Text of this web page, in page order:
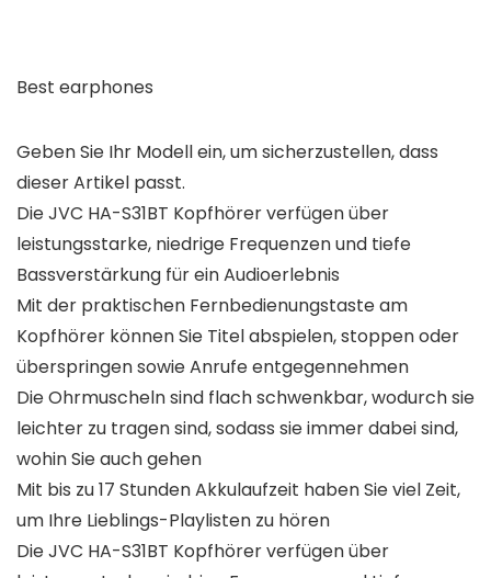
Best earphones
Geben Sie Ihr Modell ein, um sicherzustellen, dass
dieser Artikel passt.
Die JVC HA-S31BT Kopfhörer verfügen über
leistungsstarke, niedrige Frequenzen und tiefe
Bassverstärkung für ein Audioerlebnis
Mit der praktischen Fernbedienungstaste am
Kopfhörer können Sie Titel abspielen, stoppen oder
überspringen sowie Anrufe entgegennehmen
Die Ohrmuscheln sind flach schwenkbar, wodurch sie
leichter zu tragen sind, sodass sie immer dabei sind,
wohin Sie auch gehen
Mit bis zu 17 Stunden Akkulaufzeit haben Sie viel Zeit,
um Ihre Lieblings-Playlisten zu hören
Die JVC HA-S31BT Kopfhörer verfügen über